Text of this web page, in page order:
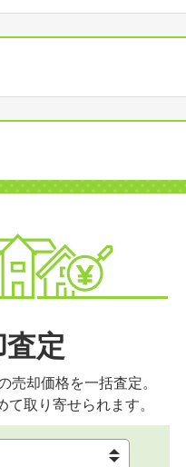
定
売却価格を一括査定。
取り寄せられます。